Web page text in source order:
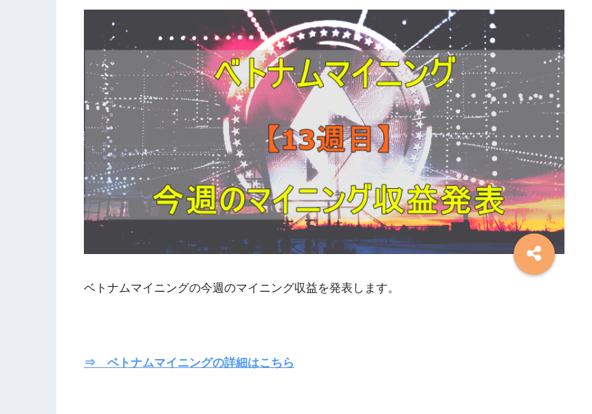
ベトナムマイニングの今週のマイニング収益を発表します。
⇒ ベトナムマイニングの詳細はこちら